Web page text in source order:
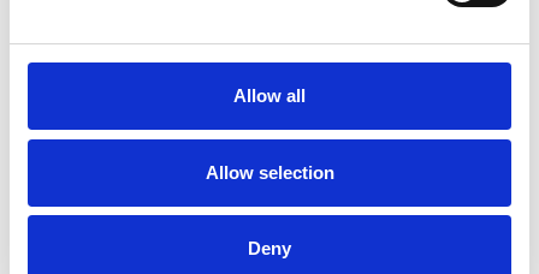
Allow all
Allow selection
Deny
COSTUMI
Ilaria Salgarella, Clara Gonzales, Liz Ccahua coordinate da
Andrea Viotti - Accademia Costume&Moda, Roma-1964
GITIESSE ARTISTI RIUNITI